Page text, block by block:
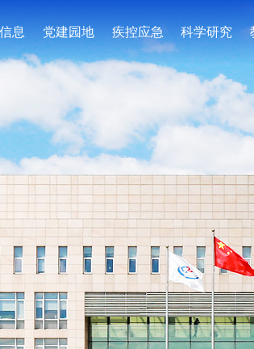
息 党建园地 疾控应急 科学研究